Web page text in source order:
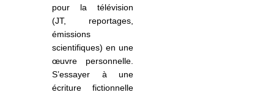
pour la télévision
(JT, reportages,
émissions
scientifiques) en une
œuvre personnelle.
S’essayer à une
écriture fictionnelle